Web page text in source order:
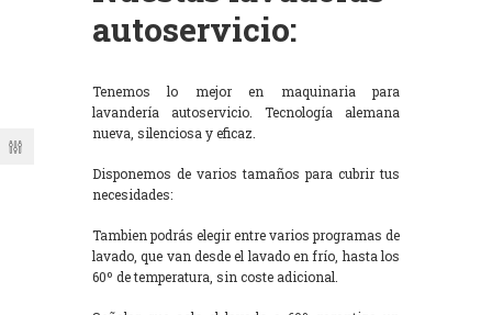
autoservicio:
Tenemos lo mejor en maquinaria para
lavandería autoservicio. Tecnología alemana
nueva, silenciosa y eficaz.
Disponemos de varios tamaños para cubrir tus
necesidades:
Tambien podrás elegir entre varios programas de
lavado, que van desde el lavado en frío, hasta los
60º de temperatura, sin coste adicional.